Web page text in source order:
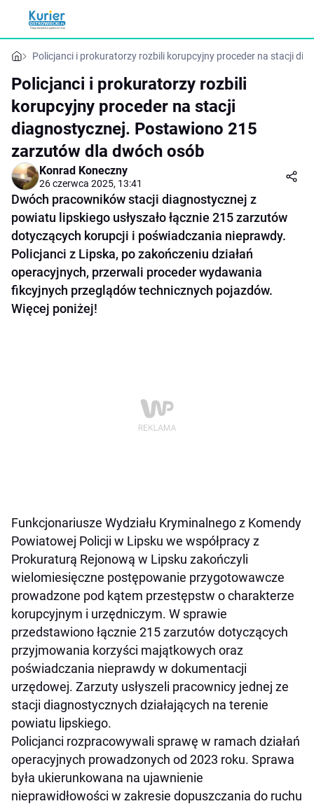
Policjanci i prokuratorzy rozbili korupcyjny proceder na stacji
Policjanci i prokuratorzy rozbili
korupcyjny proceder na stacji
diagnostycznej. Postawiono 215
zarzutów dla dwóch osób
Konrad Koneczny
26 czerwca 2025, 13:41
Dwóch pracowników stacji diagnostycznej z
powiatu lipskiego usłyszało łącznie 215 zarzutów
dotyczących korupcji i poświadczania nieprawdy.
Policjanci z Lipska, po zakończeniu działań
operacyjnych, przerwali proceder wydawania
fikcyjnych przeglądów technicznych pojazdów.
Więcej poniżej!
Funkcjonariusze Wydziału Kryminalnego z Komendy
Powiatowej Policji w Lipsku we współpracy z
Prokuraturą Rejonową w Lipsku zakończyli
wielomiesięczne postępowanie przygotowawcze
prowadzone pod kątem przestępstw o charakterze
korupcyjnym i urzędniczym. W sprawie
przedstawiono łącznie 215 zarzutów dotyczących
przyjmowania korzyści majątkowych oraz
poświadczania nieprawdy w dokumentacji
urzędowej. Zarzuty usłyszeli pracownicy jednej ze
stacji diagnostycznych działających na terenie
powiatu lipskiego.
Policjanci rozpracowywali sprawę w ramach działań
operacyjnych prowadzonych od 2023 roku. Sprawa
była ukierunkowana na ujawnienie
nieprawidłowości w zakresie dopuszczania do ruchu